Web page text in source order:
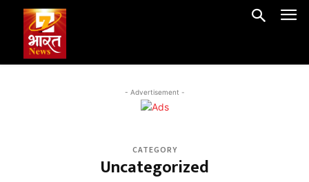
- Advertisement -
CATEGORY
Uncategorized